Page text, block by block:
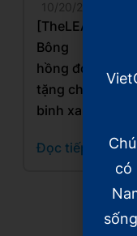
10/20/2025
[TheLEADER]
Bông
hồng đỏ
tặng chiến
binh xanh
Đọc tiếp
có